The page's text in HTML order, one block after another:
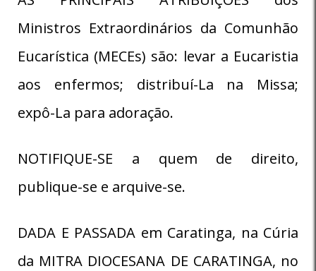
Ministros Extraordinários da Comunhão
Eucarística (MECEs) são: levar a Eucaristia
aos enfermos; distribuí-La na Missa;
expô-La para adoração.
NOTIFIQUE-SE a quem de direito,
publique-se e arquive-se.
DADA E PASSADA em Caratinga, na Cúria
da MITRA DIOCESANA DE CARATINGA, no